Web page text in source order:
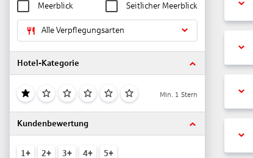
Meerblick Seitlicher Meerblick
Alle Verpflegungsarten
Hotel-Kategorie
Min. 1 Stern
Kundenbewertung
1+ 2+ 3+ 4+ 5+